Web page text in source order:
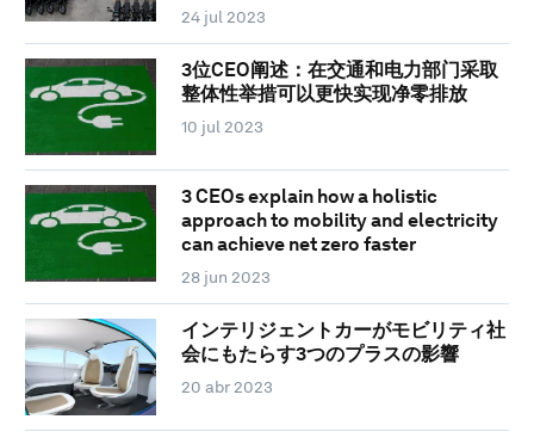
24 jul 2023
3位CEO阐述：在交通和电力部门采取
整体性举措可以更快实现净零排放
10 jul 2023
3 CEOs explain how a holistic
approach to mobility and electricity
can achieve net zero faster
28 jun 2023
インテリジェントカーがモビリティ社
会にもたらす3つのプラスの影響
20 abr 2023